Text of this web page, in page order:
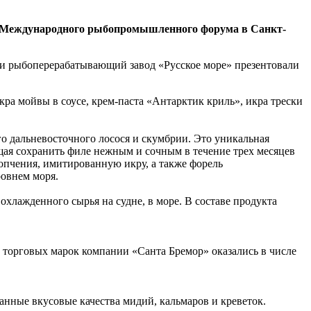
Международного рыбопромышленного форума в Санкт-
завод «Русское море» презентовали
мойвы в соусе, крем-паста «Антарктик криль», икра трески
лосося и скумбрии. Это уникальная
сохранить филе нежным и сочным в течение трех месяцев
имитированную икру, а также форель
моря.
сырья на судне, в море. В составе продукта
марок компании «Санта Бремор» оказались в числе
вкусовые качества мидий, кальмаров и креветок.